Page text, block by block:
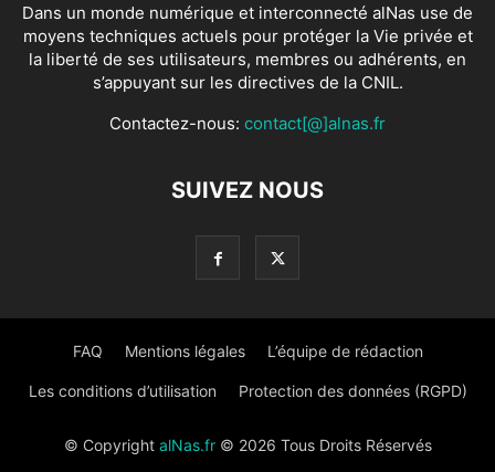
Dans un monde numérique et interconnecté alNas use de
moyens techniques actuels pour protéger la Vie privée et
la liberté de ses utilisateurs, membres ou adhérents, en
s’appuyant sur les directives de la CNIL.
Contactez-nous: contact[@]alnas.fr
SUIVEZ NOUS
FAQ Mentions légales L’équipe de rédaction
Les conditions d’utilisation Protection des données (RGPD)
© Copyright alNas.fr© 2026 Tous Droits Réservés